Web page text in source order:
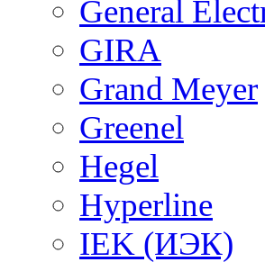
General
GIRA
Grand Meyer
Greenel
Hegel
Hyperline
IEK (ИЭК)